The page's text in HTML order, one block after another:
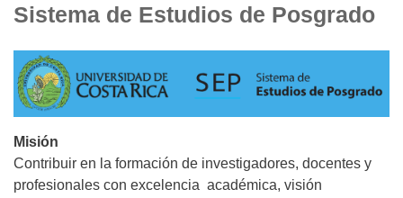
Sistema de Estudios de Posgrado
Misión
Contribuir en la formación de investigadores, docentes y
profesionales con excelencia académica, visión